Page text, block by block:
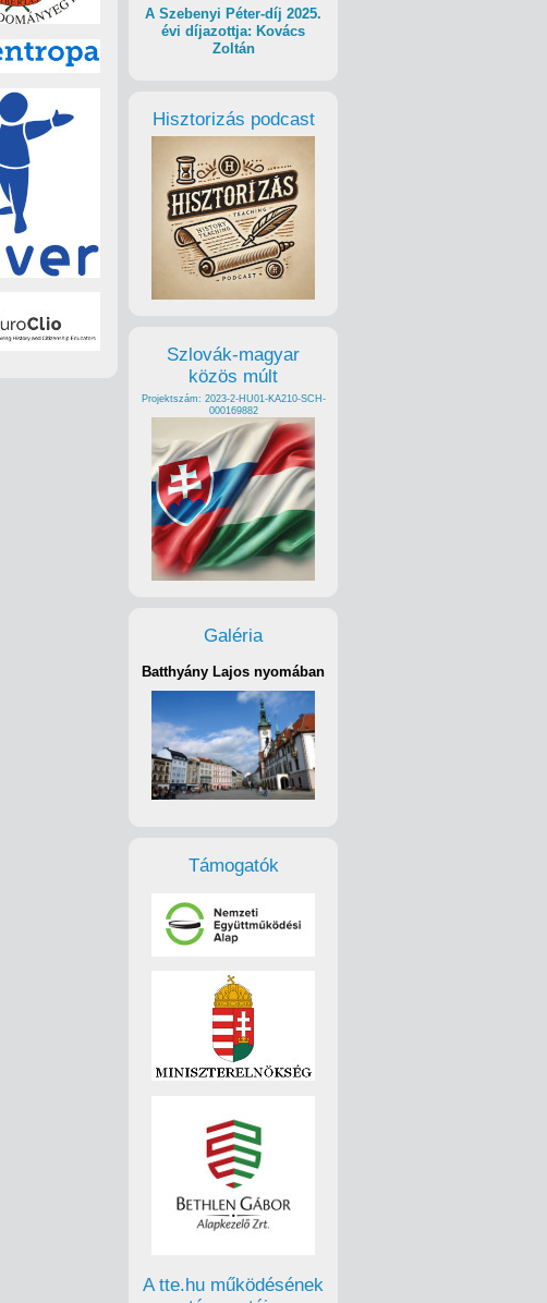
A Szebenyi Péter-díj 2025.
évi díjazottja: Kovács
Zoltán
Hisztorizás podcast
Szlovák-magyar
közös múlt
Projektszám: 2023-2-HU01-KA210-SCH-
000169882
Galéria
Batthyány Lajos nyomában
Támogatók
A tte.hu működésének